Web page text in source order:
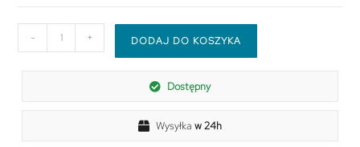
- + DODAJ DO KOSZYKA
Dostępny
Wysyłkaw 24h